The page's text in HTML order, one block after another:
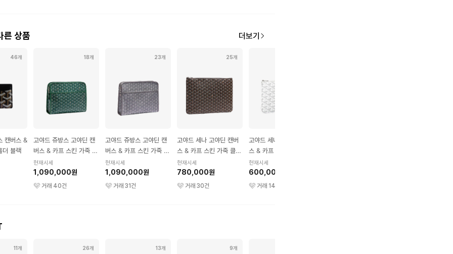
른 상품 더보기
46개
캔버스 &
더 블랙
18개
고야드 쥬방스 고야딘 캔
버스 & 카프 스킨 가죽 토
일렛백 GM 그린
현재시세
1,090,000원
거래 40건
23개
고야드 쥬방스 고야딘 캔
버스 & 카프 스킨 가죽 토
일렛백 GM 그레이
현재시세
1,090,000원
거래 31건
25개
고야드 세나 고야딘 캔버
스 & 카프 스킨 가죽 클러
치 MGM 블랙
현재시세
780,000원
거래 30건
고야드 세나 고야딘 캔버
스 & 카프 스킨 가죽 클러
치 MM 화이트
현재시세
600,000원
거래 14
11개 26개 13개 9개